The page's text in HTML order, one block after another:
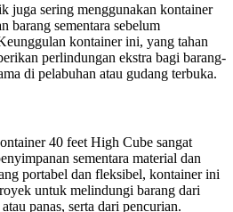
juga sering menggunakan kontainer
barang sementara sebelum
kontainer ini, yang tahan
perlindungan ekstra bagi barang-
di pelabuhan atau gudang terbuka.
40 feet High Cube sangat
sementara material dan
portabel dan fleksibel, kontainer ini
untuk melindungi barang dari
panas, serta dari pencurian.